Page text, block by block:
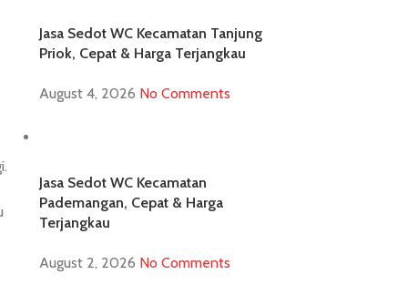
Jasa Sedot WC Kecamatan Tanjung
Priok, Cepat & Harga Terjangkau
August 4, 2026 No Comments
Jasa Sedot WC Kecamatan
Pademangan, Cepat & Harga
Terjangkau
August 2, 2026 No Comments